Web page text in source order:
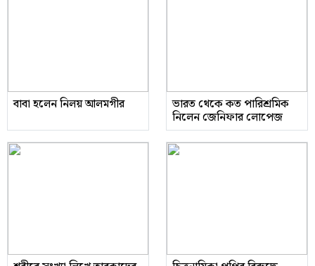
বাবা হলেন নিলয় আলমগীর ভারত থেকে কত পারিশ্রমিক
নিলেন জেনিফার লোপেজ